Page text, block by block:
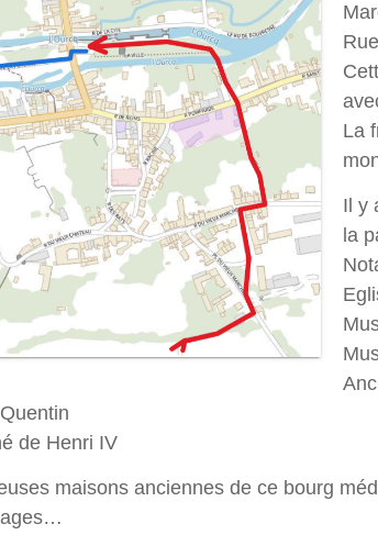
La
Il y
la
de Henri IV
maisons anciennes de ce bourg